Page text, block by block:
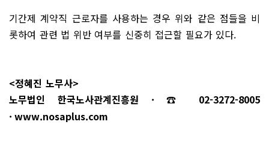
기간제 계약직 근로자를 사용하는 경우 위와 같은 점들을 비
롯하여 관련 법 위반 여부를 신중히 접근할 필요가 있다.
<정혜진 노무사>
노무법인 한국노사관계진흥원 · ☎ 02-3272-8005
· www.nosaplus.com